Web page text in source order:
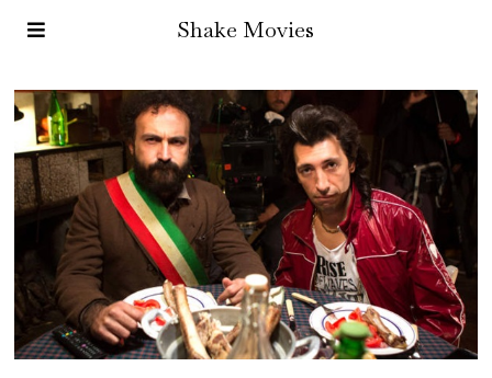
Shake Movies